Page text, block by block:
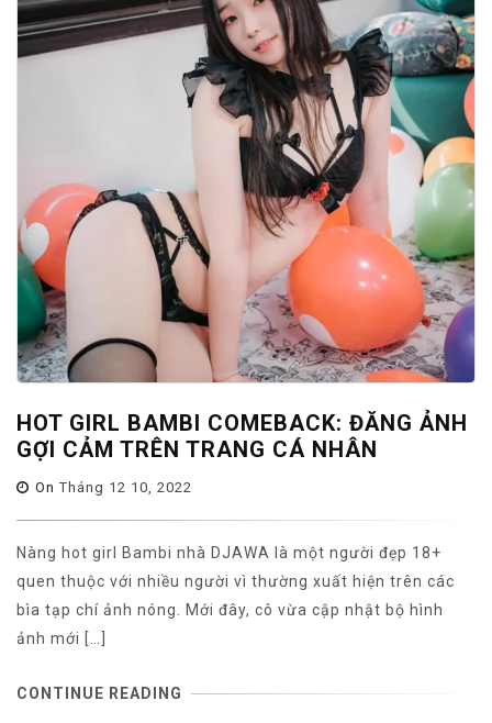
HOT GIRL BAMBI COMEBACK: ĐĂNG ẢNH
GỢI CẢM TRÊN TRANG CÁ NHÂN
On Tháng 12 10, 2022
Nàng hot girl Bambi nhà DJAWA là một người đẹp 18+
quen thuộc với nhiều người vì thường xuất hiện trên các
bìa tạp chí ảnh nóng. Mới đây, cô vừa cập nhật bộ hình
ảnh mới […]
CONTINUE READING